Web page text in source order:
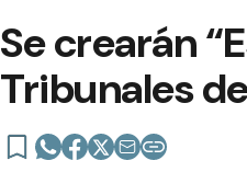
Se crearán
Tribunales